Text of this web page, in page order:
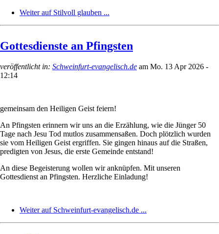
Weiter auf Stilvoll glauben ...
Gottesdienste an Pfingsten
veröffentlicht in: Schweinfurt-evangelisch.de am Mo. 13 Apr 2026 -
12:14
gemeinsam den Heiligen Geist feiern!
An Pfingsten erinnern wir uns an die Erzählung, wie die Jünger 50
Tage nach Jesu Tod mutlos zusammensaßen. Doch plötzlich wurden
sie vom Heiligen Geist ergriffen. Sie gingen hinaus auf die Straßen,
predigten von Jesus, die erste Gemeinde entstand!
An diese Begeisterung wollen wir anknüpfen. Mit unseren
Gottesdienst an Pfingsten. Herzliche Einladung!
Weiter auf Schweinfurt-evangelisch.de ...